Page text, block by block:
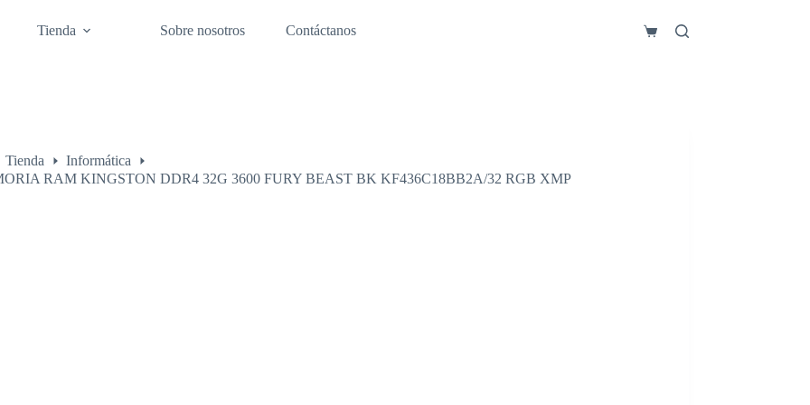
Tienda Sobre nosotros Contáctanos
Carro
Tienda
Informática
RAM KINGSTON DDR4 32G 3600 FURY BEAST BK KF436C18BB2A/32 RGB XMP